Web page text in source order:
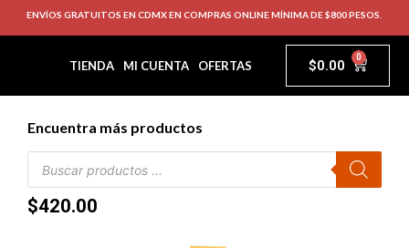
ENVÍOS GRATUITOS EN CDMX EN COMPRAS ONLINE MÍNIMA DE $800 PESOS.
TIENDA MI CUENTA OFERTAS $0.00 0
Encuentra más productos
$420.00